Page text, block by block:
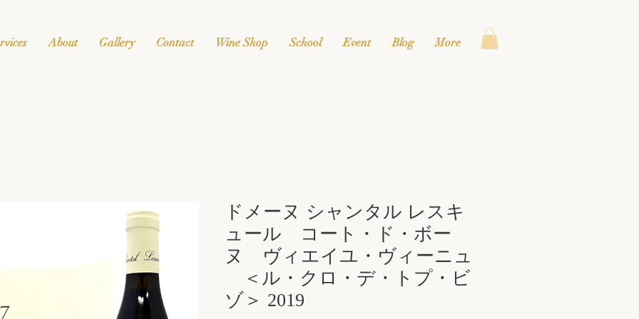
About Gallery Contact Wine Shop School Event Blog More
ドメーヌ シャンタル レスキ
ュール コート・ド・ボー
ヌ ヴィエイユ・ヴィーニュ
＜ル・クロ・デ・トプ・ビ
ゾ＞ 2019